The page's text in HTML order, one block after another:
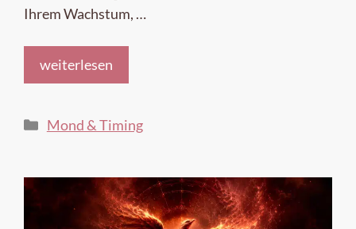
Ihrem Wachstum, …
weiterlesen
Kategorien
Mond & Timing